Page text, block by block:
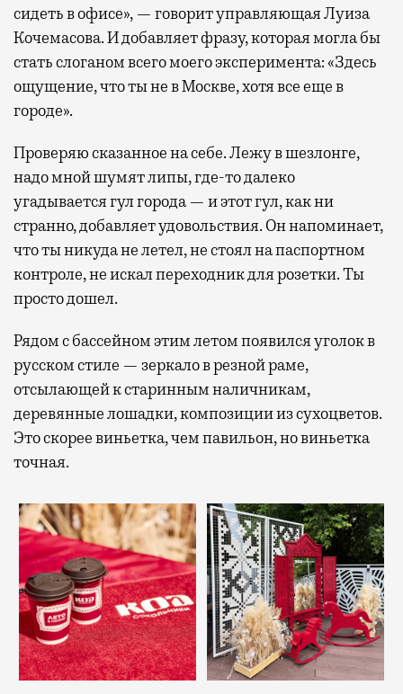
сидеть в офисе», — говорит управляющая Луиза
Кочемасова. И добавляет фразу, которая могла бы
стать слоганом всего моего эксперимента: «Здесь
ощущение, что ты не в Москве, хотя все еще в
городе».
Проверяю сказанное на себе. Лежу в шезлонге,
надо мной шумят липы, где-то далеко
угадывается гул города — и этот гул, как ни
странно, добавляет удовольствия. Он напоминает,
что ты никуда не летел, не стоял на паспортном
контроле, не искал переходник для розетки. Ты
просто дошел.
Рядом с бассейном этим летом появился уголок в
русском стиле — зеркало в резной раме,
отсылающей к старинным наличникам,
деревянные лошадки, композиции из сухоцветов.
Это скорее виньетка, чем павильон, но виньетка
точная.